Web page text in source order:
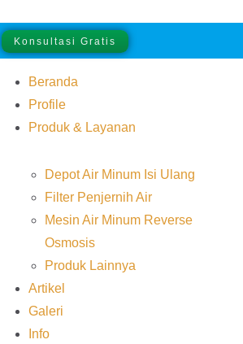
Konsultasi Gratis
Beranda
Profile
Produk & Layanan
Depot Air Minum Isi Ulang
Filter Penjernih Air
Mesin Air Minum Reverse
Osmosis
Produk Lainnya
Artikel
Galeri
Info